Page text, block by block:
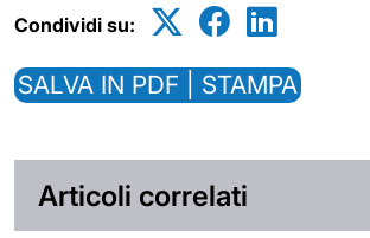
Condividi su:
SALVA IN PDF | STAMPA
Articoli correlati